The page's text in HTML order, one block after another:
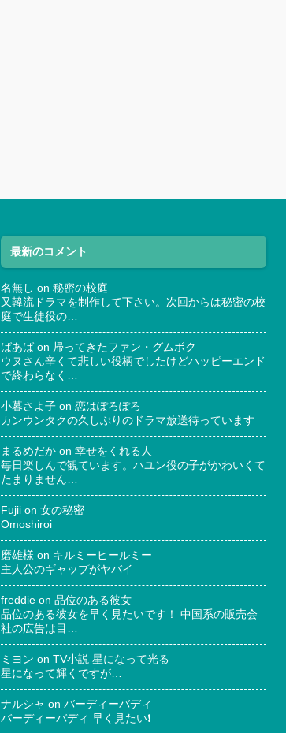
最新のコメント
名無し on 秘密の校庭
又韓流ドラマを制作して下さい。次回からは秘密の校
庭で生徒役の…
ばあば on 帰ってきたファン・グムボク
ウヌさん辛くて悲しい役柄でしたけどハッピーエンド
で終わらなく…
小暮さよ子 on 恋はぽろぽろ
カンウンタクの久しぶりのドラマ放送待っています
まるめだか on 幸せをくれる人
毎日楽しんで観ています。ハユン役の子がかわいくて
たまりません…
Fujii on 女の秘密
Omoshiroi
磨雄様 on キルミーヒールミー
主人公のギャップがヤバイ
freddie on 品位のある彼女
品位のある彼女を早く見たいです！ 中国系の販売会
社の広告は目…
ミヨン on TV小説 星になって光る
星になって輝くですが…
ナルシャ on バーディーバディ
バーディーバディ 早く見たい❗